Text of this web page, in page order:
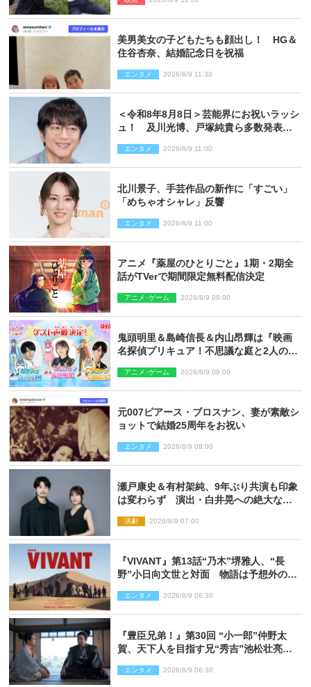
ショット到着
美男美女の子どもたちも顔出し！ HG＆
住谷杏奈、結婚記念日を祝福
エンタメ 2026/8/9 11:30
＜令和8年8月8日＞芸能界にお祝いラッシ
ュ！ 及川光博、戸塚純貴ら多数発表結
エンタメ 2026/8/9 11:00
北川景子、手芸作品の新作に「すごい」
「めちゃオシャレ」反響
エンタメ 2026/8/9 11:00
アニメ『薬屋のひとりごと』1期・2期全
話がTVerで期間限定無料配信決定
アニメ･ゲーム 2026/8/9 09:00
鬼頭明里＆島崎信長＆内山昂輝は『映画
名探偵プリキュア！不思議な庭と2人の秘
アニメ･ゲーム 2026/8/9 09:00
元007ピアース・ブロスナン、妻が素敵シ
ョットで結婚25周年をお祝い
エンタメ 2026/8/9 08:00
瀬戸康史＆有村架純、9年ぶり共演も印象
は変わらず 演出・白井晃への絶大なる
演劇 2026/8/9 07:00
『VIVANT』第13話“乃木”堺雅人、“長
野”小日向文世と対面 物語は予想外の展
エンタメ 2026/8/9 06:30
『豊臣兄弟！』第30回 “小一郎”仲野太
賀、天下人を目指す兄“秀吉”池松壮亮
エンタメ 2026/8/9 06:30